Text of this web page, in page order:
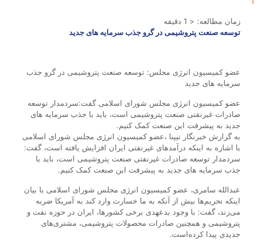
زمان مطالعه: < 1
دقیقه
توسعه صنعت پتروشیمی در گرو جذب سرمایه های جدید
عضو کمیسیون انرژی مجلس: توسعه صنعت پتروشیمی در گرو جذب
سرمایه های جدید
عضو کمیسیون انرژی مجلس شورای اسلامی گفت:سردمدار توسعه
صادرات غیرنفتی صنعت پتروشیمی است، باید با جذب سرمایه های
جدید به پیشرفت این صنعت کمک کنیم.
به گزارش خبرنگار نیپنا ،عضو کمیسیون انرژی مجلس شورای اسلامی
با اشاره به اینکه درآمدهای غیرنفتی ایران افزایش یافته است، گفت:
سردمدار توسعه صادرات غیرنفتی صنعت پتروشیمی است، باید با
جذب سرمایه های جدید به پیشرفت این صنعت کمک کنیم.
عبدالله سامری، عضو کمیسیون انرژی مجلس شورای اسلامی با بیان
اینکه تحریم‌ها بیش از آنکه به ما خسارت وارد کند به آمریکا ضربه
می‌زند، گفت: با وجود بدعهدی برخی کشورها، ایران در حوزه نفت و
پتروشیمی و همچنین صادرات محصولات پتروشیمی، مشتری‌های
جدیدی پیدا کرده‌است.